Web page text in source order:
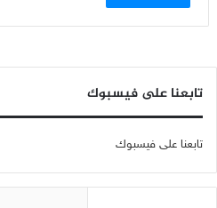
تابعنا على فيسبوك
تابعنا على فيسبوك